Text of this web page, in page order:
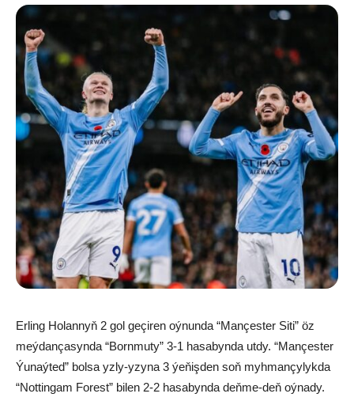
Erling Holannyň 2 gol geçiren oýnunda “Mançester Siti” öz
meýdançasynda “Bornmuty” 3-1 hasabynda utdy. “Mançester
Ýunaýted” bolsa yzly-yzyna 3 ýeňişden soň myhmançylykda
“Nottingam Forest” bilen 2-2 hasabynda deňme-deň oýnady.